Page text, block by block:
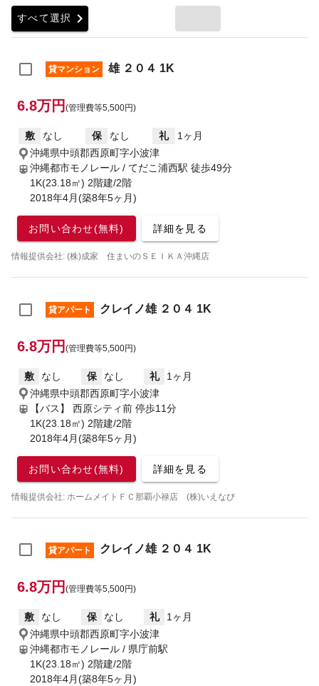
すべて選択 chevron_right
貸マンション 雄 ２０４ 1K
6.8万円 (管理費等5,500円)
敷 なし 保 なし 礼
1ヶ月
沖縄県中頭郡西原町字小波津
沖縄都市モノレール / てだこ浦西駅 徒歩49分
1K(23.18㎡) 2階建/2階
2018年4月(築8年5ヶ月)
お問い合わせ(無料) 詳細を見る
情報提供会社: (株)成家 住まいのＳＥＩＫＡ沖縄店
貸アパート クレイノ雄 ２０４ 1K
6.8万円 (管理費等5,500円)
敷 なし 保 なし 礼
1ヶ月
沖縄県中頭郡西原町字小波津
【バス】 西原シティ前 停歩11分
1K(23.18㎡) 2階建/2階
2018年4月(築8年5ヶ月)
お問い合わせ(無料) 詳細を見る
情報提供会社: ホームメイトＦＣ那覇小禄店 (株)いえなび
貸アパート クレイノ雄 ２０４ 1K
6.8万円 (管理費等5,500円)
敷 なし 保 なし 礼
1ヶ月
沖縄県中頭郡西原町字小波津
沖縄都市モノレール / 県庁前駅
1K(23.18㎡) 2階建/2階
2018年4月(築8年5ヶ月)